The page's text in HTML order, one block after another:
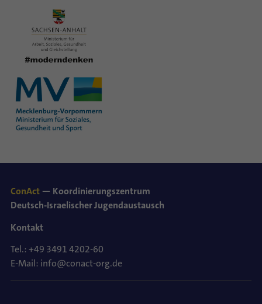
ConAct — Koordinierungszentrum
Deutsch-Israelischer Jugendaustausch
Kontakt
Tel.: +49 3491 4202-60
E-Mail: info@conact-org.de